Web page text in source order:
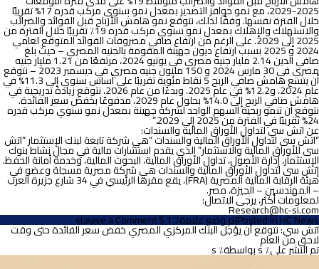
2025-2029، مع نمو حوافز التصدير بمعدل نمو سنوي مركب قدره 17% تقريبًا
خلال الفترة نفسها. وفقًا لذلك، نتوقع نمو هامش الأرباح قبل الفوائد والضرائب
والاستهلاك والإهلاك بمعدل نمو سنوي مركب قدره 19٪ تقريبًا خلال الفترة من
2025 إلى 2029. على الرغم من ارتفاع صافي مصروفات الفوائد المتوقع لعامي
2024 و 2025 بسبب ارتفاع ديون جهينة المقومة بالجنيه المصري – حيث بلغ
صافي الدين 2.14 مليار جنيه مصري في يونيو 2024، مرتفعًا من 1.21 مليار جنيه
مصري في 30 مارس 2024 و 150 مليون جنيه مصري في ديسمبر 2023 – نتوقع
أن يتسع هامش صافي الربح 5 نقاط مئوية تقريبًا على أساس سنوي إلى 11.3% في
عام 2024، و12.2% في عام 2025. وبدءًا من عام 2026، نتوقع زيادة تدريجية في
هامش صافي الربح إلى 14.0% بحلول عام 2029، مدفوعًا بخفض سعر الفائدة.
نتوقع أن تنمو ربحية السهم الواحد لشركة جهينة بمعدل نمو سنوي مركب قدره
24% تقريبًا في الفترة من 2025 إلى 2029.”
عن اتش سيلتداول الأوراق المالية والسندات:
“اتش سى لتداول الأوراق المالية والسندات “هي شركة تابعة لبنك الإستثمار “اتش
سى للأوراق المالية والاستثمار” الذي يقدم استشارات مالية في مجال نشاط بنوك
الإستثمار، إدارة الأصول، تداول الأوراق المالية، البحوث المالية، وخدمة أمانة الحفظ.
إتش سى لتداول الأوراق المالية والسندات هي شركة مصرية مسجلة وعضو في
هيئة الرقابة المالية المصرية (FRA)، يقع مقرها الرئيسي في 34 شارع جزيرة العرب
– المهندسين – الجيزة، مصر.
لمعلومات أكثر، يرجى الاتصال:
Research@hc-si.com
Posted inHC News تم وضع علامة٪ 1 $ s Leave a Comment
on
اتش
سي:
تحافظ
اتش سي: نتوقع أن يؤجل البنك المركزي المصري خفض سعر الفائدة حتى وقت
لاحق من العام
تم النشر على٪ s بواسطة٪ s